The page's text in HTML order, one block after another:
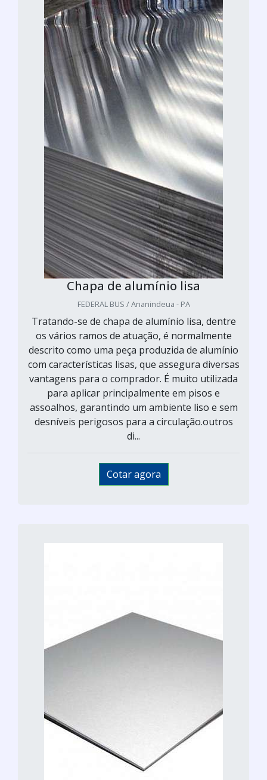
Chapa de alumínio lisa
FEDERAL BUS / Ananindeua - PA
Tratando-se de chapa de alumínio lisa, dentre
os vários ramos de atuação, é normalmente
descrito como uma peça produzida de alumínio
com características lisas, que assegura diversas
vantagens para o comprador. É muito utilizada
para aplicar principalmente em pisos e
assoalhos, garantindo um ambiente liso e sem
desníveis perigosos para a circulação.outros
di...
Cotar agora